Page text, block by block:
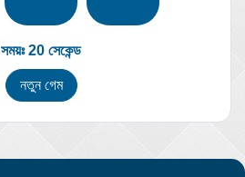
সময়ঃ 20 সেকেন্ড
নতুন গেম